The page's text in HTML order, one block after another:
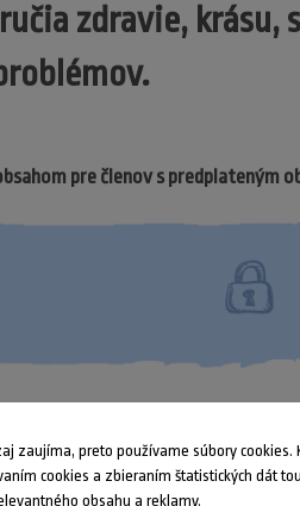
zdravie, krásu,
pre členov s predplateným
zaujíma, preto používame súbory cookies.
cookies a zbieraním štatistických dát
obsahu a reklamy.